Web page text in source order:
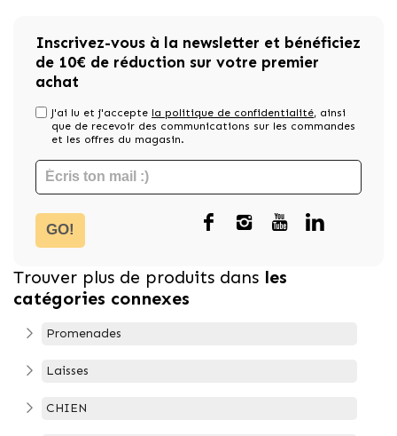
Inscrivez-vous à la newsletter et bénéficiez
de 10€ de réduction sur votre premier
achat
J'ai lu et j'accepte la politique de confidentialité, ainsi
que de recevoir des communications sur les commandes
et les offres du magasin.
GO!
Trouver plus de produits dans les
catégories connexes
Promenades
Laisses
CHIEN